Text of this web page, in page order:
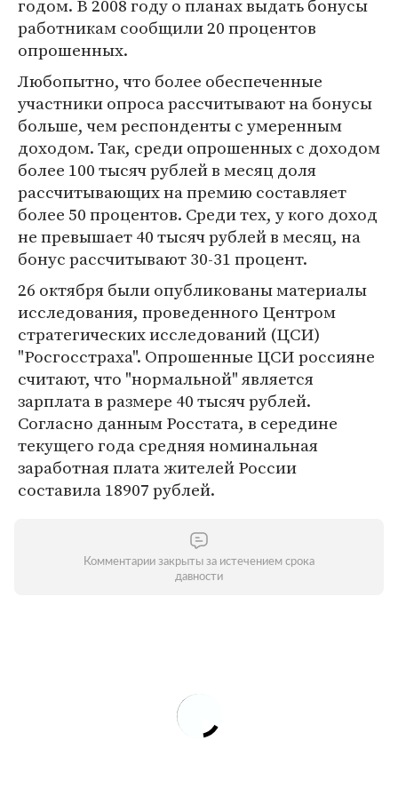
годом. В 2008 году о планах выдать бонусы
работникам сообщили 20 процентов
опрошенных.
Любопытно, что более обеспеченные
участники опроса рассчитывают на бонусы
больше, чем респонденты с умеренным
доходом. Так, среди опрошенных с доходом
более 100 тысяч рублей в месяц доля
рассчитывающих на премию составляет
более 50 процентов. Среди тех, у кого доход
не превышает 40 тысяч рублей в месяц, на
бонус рассчитывают 30-31 процент.
26 октября были опубликованы материалы
исследования, проведенного Центром
стратегических исследований (ЦСИ)
"Росгосстраха". Опрошенные ЦСИ россияне
считают, что "нормальной" является
зарплата в размере 40 тысяч рублей.
Согласно данным Росстата, в середине
текущего года средняя номинальная
заработная плата жителей России
составила 18907 рублей.
Комментарии закрыты за истечением срока
давности